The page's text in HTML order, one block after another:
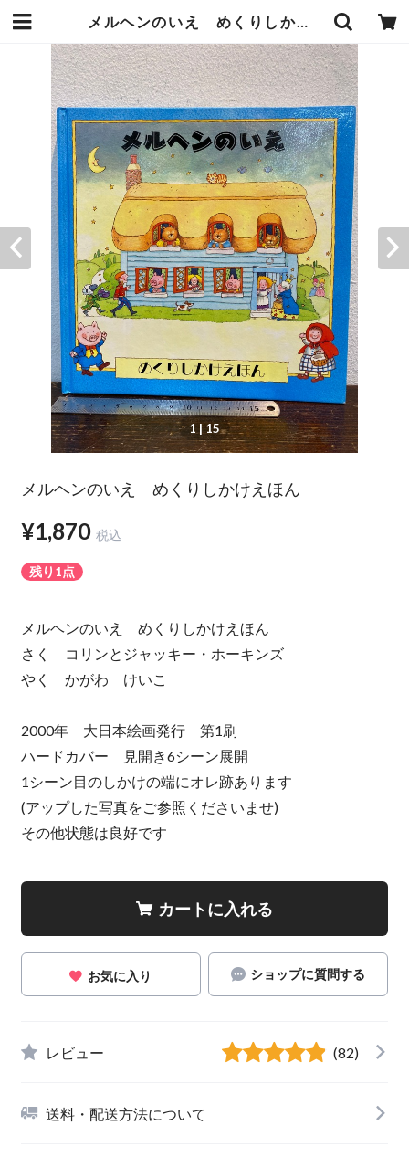
メルヘンのいえ めくりしかけえほん | zbooks
1| 15
メルヘンのいえ めくりしかけえほん
¥1,870 税込
残り1点
メルヘンのいえ めくりしかけえほん
さく コリンとジャッキー・ホーキンズ
やく かがわ けいこ
2000年 大日本絵画発行 第1刷
ハードカバー 見開き6シーン展開
1シーン目のしかけの端にオレ跡あります
(アップした写真をご参照くださいませ)
その他状態は良好です
カートに入れる
お気に入り ショップに質問する
レビュー (82)
送料・配送方法について